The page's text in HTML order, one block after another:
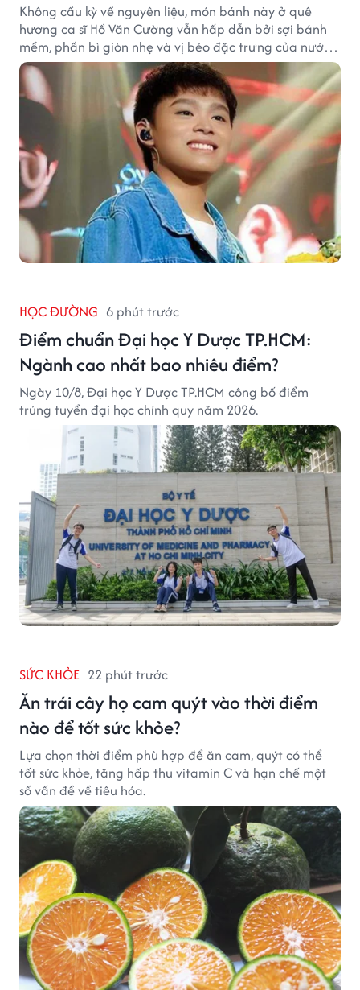
Không cầu kỳ về nguyên liệu, món bánh này ở quê
hương ca sĩ Hồ Văn Cường vẫn hấp dẫn bởi sợi bánh
mềm, phần bì giòn nhẹ và vị béo đặc trưng của nước
cốt dừa.
HỌC ĐƯỜNG 6 phút trước
Điểm chuẩn Đại học Y Dược TP.HCM:
Ngành cao nhất bao nhiêu điểm?
Ngày 10/8, Đại học Y Dược TP.HCM công bố điểm
trúng tuyển đại học chính quy năm 2026.
SỨC KHỎE 22 phút trước
Ăn trái cây họ cam quýt vào thời điểm
nào để tốt sức khỏe?
Lựa chọn thời điểm phù hợp để ăn cam, quýt có thể
tốt sức khỏe, tăng hấp thu vitamin C và hạn chế một
số vấn đề về tiêu hóa.